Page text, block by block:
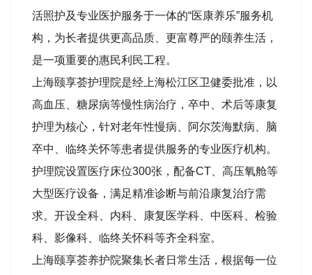
活照护及专业医护服务于一体的“医康养乐”服务机
构，为长者提供更高品质、更富尊严的颐养生活，
是一项重要的惠民利民工程。
上海颐享荟护理院是经上海松江区卫健委批准，以
高血压、糖尿病等慢性病治疗，卒中、术后等康复
护理为核心，针对老年性慢病、阿尔茨海默病、脑
卒中、临终关怀等患者提供服务的专业医疗机构。
护理院设置医疗床位300张，配备CT、高压氧舱等
大型医疗设备，满足精准诊断与前沿康复治疗需
求。开设全科、内科、康复医学科、中医科、检验
科、影像科、临终关怀科等齐全科室。
上海颐享荟养护院聚集长者日常生活，根据每一位